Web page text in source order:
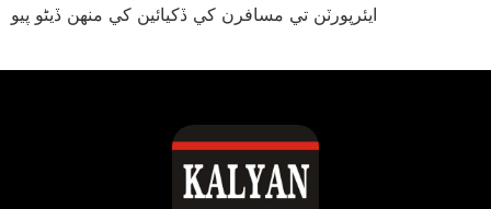
ايئرپورٽن تي مسافرن کي ڏکيائين کي منهن ڏيڻو پيو